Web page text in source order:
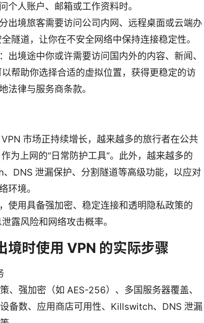
个人账户、邮箱或工作资料时。
出境旅客需要访问公司内网、远程桌面或云端办
隧道，让你在不安全网络中保持连接稳定性。
出境途中你或许需要访问国内外的内容、新闻、
帮助你选择合适的虚拟位置，获得更稳定的访
法律与服务商条款。
市场正持续增长，越来越多的旅行者在公共
为上网的“日常防护工具”。此外，越来越多的
DNS 泄漏保护、分割隧道等高级功能，以应对
环境。
使用具备强加密、稳定连接和透明隐私政策的
露风险和网络攻击概率。
境时使用 VPN 的实际步骤
、强加密（如 AES-256）、多国服务器覆盖、
备数、应用商店可用性、Killswitch、DNS 泄漏